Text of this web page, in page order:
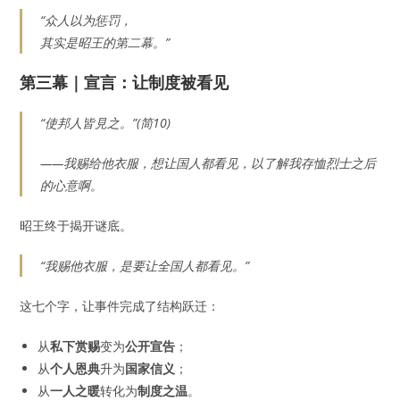
“众人以为惩罚，
其实是昭王的第二幕。”
第三幕｜宣言：让制度被看见
“使邦人皆見之。”(简10)
——我赐给他衣服，想让国人都看见，以了解我存恤烈士之后
的心意啊。
昭王终于揭开谜底。
“我赐他衣服，是要让全国人都看见。”
这七个字，让事件完成了结构跃迁：
从私下赏赐变为公开宣告 ；
从个人恩典升为国家信义 ；
从一人之暖转化为制度之温。